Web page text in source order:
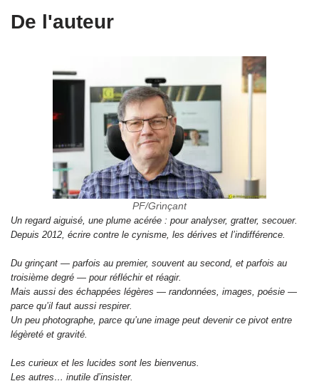
De l'auteur
PF/Grinçant
Un regard aiguisé, une plume acérée : pour analyser, gratter, secouer.
Depuis 2012, écrire contre le cynisme, les dérives et l’indifférence.
Du grinçant — parfois au premier, souvent au second, et parfois au
troisième degré — pour réfléchir et réagir.
Mais aussi des échappées légères — randonnées, images, poésie —
parce qu’il faut aussi respirer.
Un peu photographe, parce qu’une image peut devenir ce pivot entre
légèreté et gravité.
Les curieux et les lucides sont les bienvenus.
Les autres… inutile d’insister.